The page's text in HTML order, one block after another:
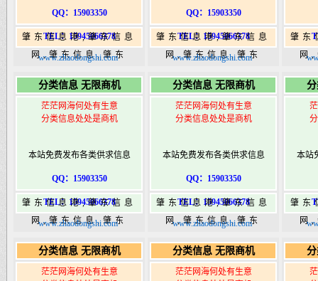
QQ：15903350
TEL：15945066378
肇东信息港,肇东信息
网,肇东信息,肇东
港|www.zhaodongshi.com
www.zhaodongshi.com
QQ：15903350
TEL：15945066378
肇东信息港,肇东信息
网,肇东信息,肇东
港|www.zhaodongshi.com
www.zhaodongshi.com
肇东
网
港
分类信息 无限商机
茫茫网海何处有生意
分类信息处处是商机
本站免费发布各类供求信息
QQ：15903350
TEL：15945066378
肇东信息港,肇东信息
网,肇东信息,肇东
港|www.zhaodongshi.com
www.zhaodongshi.com
分类信息 无限商机
茫茫网海何处有生意
分类信息处处是商机
本站免费发布各类供求信息
QQ：15903350
TEL：15945066378
肇东信息港,肇东信息
网,肇东信息,肇东
港|www.zhaodongshi.com
www.zhaodongshi.com
本站
肇东
网
港
分类信息 无限商机
茫茫网海何处有生意
分类信息 无限商机
茫茫网海何处有生意